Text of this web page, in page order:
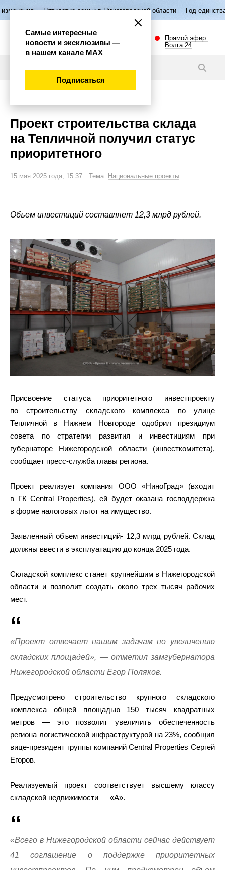
семьи в Нижегородской области Год единства народов России
Прямой эфир.
Волга 24
Проект строительства склада
на Тепличной получил статус
приоритетного
15 мая 2025 года, 15:37 Тема: Национальные проекты
Объем инвестиций составляет 12,3 млрд рублей.
Присвоение статуса приоритетного инвестпроекту
по строительству складского комплекса по улице
Тепличной в Нижнем Новгороде одобрил президиум
совета по стратегии развития и инвестициям при
губернаторе Нижегородской области (инвесткомитета),
сообщает пресс-служба главы региона.
Проект реализует компания ООО «НиноГрад» (входит
в ГК Central Properties), ей будет оказана господдержка
в форме налоговых льгот на имущество.
Заявленный объем инвестиций- 12,3 млрд рублей. Склад
должны ввести в эксплуатацию до конца 2025 года.
Складской комплекс станет крупнейшим в Нижегородской
области и позволит создать около трех тысяч рабочих
мест.
«Проект отвечает нашим задачам по увеличению
складских площадей», — отметил замгубернатора
Нижегородской области Егор Поляков.
Предусмотрено строительство крупного складского
комплекса общей площадью 150 тысяч квадратных
метров — это позволит увеличить обеспеченность
региона логистической инфраструктурой на 23%, сообщил
вице-президент группы компаний Central Properties Сергей
Егоров.
Реализуемый проект соответствует высшему классу
складской недвижимости — «А».
«Всего в Нижегородской области сейчас действует
41 соглашение о поддержке приоритетных
Самые интересные
новости и эксклюзивы —
в нашем канале МАХ
Подписаться